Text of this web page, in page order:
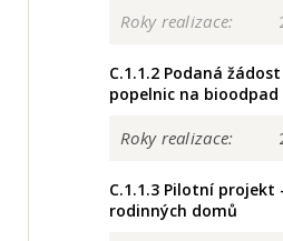
Roky realizace:
C.1.1.2 Podaná
popelnic na bioodpad
Roky realizace:
C.1.1.3 Pilotní projekt
rodinných domů